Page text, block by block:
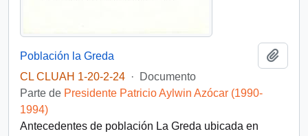
Población la Greda
CL CLUAH 1-20-2-24 ·
Documento
Parte de Presidente Patricio Aylwin Azócar (1990-
1994)
Antecedentes de población La Greda ubicada en